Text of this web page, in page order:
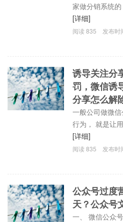
家做分销系统
[详细]
阅读835 发布时
诱导关注分
罚，微信诱
分享怎么解
一般公司做微
行为， 就是让
[详细]
阅读835 发布时
公众号过度
天？公众号
一、 微信公众